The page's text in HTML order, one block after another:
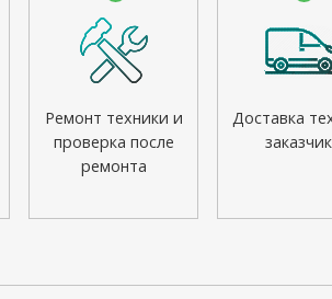
Ремонт техники и
проверка после
ремонта
Доставка